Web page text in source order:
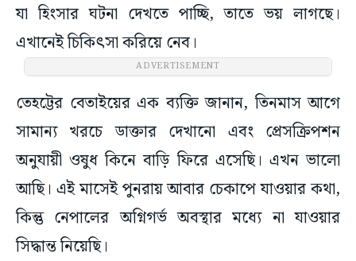
যা হিংসার ঘটনা দেখতে পাচ্ছি, তাতে ভয় লাগছে।
এখানেই চিকিৎসা করিয়ে নেব।
ADVERTISEMENT
তেহট্টের বেতাইয়ের এক ব্যক্তি জানান, তিনমাস আগে
সামান্য খরচে ডাক্তার দেখানো এবং প্রেসক্রিপশন
অনুযায়ী ওষুধ কিনে বাড়ি ফিরে এসেছি। এখন ভালো
আছি। এই মাসেই পুনরায় আবার চেকাপে যাওয়ার কথা,
কিন্তু নেপালের অগ্নিগর্ভ অবস্থার মধ্যে না যাওয়ার
সিদ্ধান্ত নিয়েছি।